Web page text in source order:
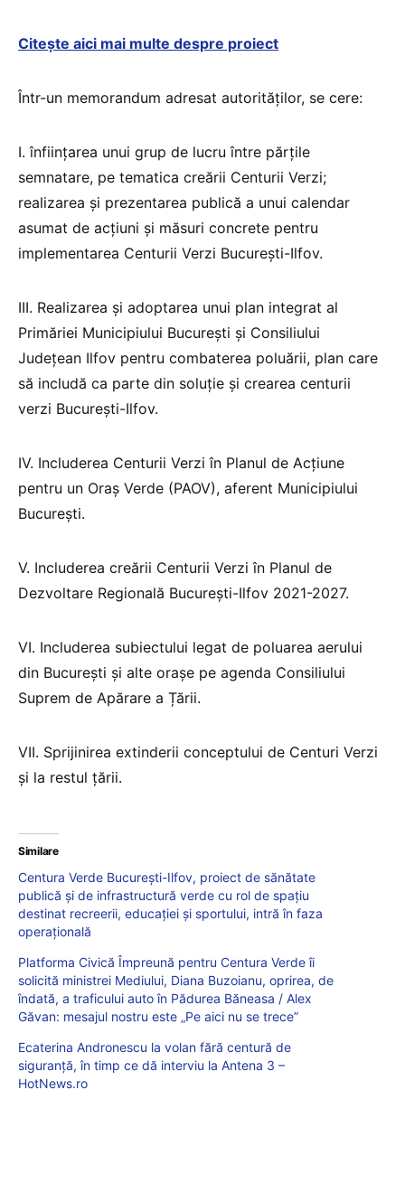
Citește aici mai multe despre proiect
Într-un memorandum adresat autorităților, se cere:
I. înființarea unui grup de lucru între părțile
semnatare, pe tematica creării Centurii Verzi;
realizarea și prezentarea publică a unui calendar
asumat de acțiuni și măsuri concrete pentru
implementarea Centurii Verzi București-Ilfov.
III. Realizarea și adoptarea unui plan integrat al
Primăriei Municipiului București și Consiliului
Județean Ilfov pentru combaterea poluării, plan care
să includă ca parte din soluție și crearea centurii
verzi București-Ilfov.
IV. Includerea Centurii Verzi în Planul de Acțiune
pentru un Oraș Verde (PAOV), aferent Municipiului
București.
V. Includerea creării Centurii Verzi în Planul de
Dezvoltare Regională București-Ilfov 2021-2027.
VI. Includerea subiectului legat de poluarea aerului
din București și alte orașe pe agenda Consiliului
Suprem de Apărare a Țării.
VII. Sprijinirea extinderii conceptului de Centuri Verzi
și la restul țării.
Similare
Centura Verde București-Ilfov, proiect de sănătate
publică și de infrastructură verde cu rol de spațiu
destinat recreerii, educației și sportului, intră în faza
operațională
Platforma Civică Împreună pentru Centura Verde îi
solicită ministrei Mediului, Diana Buzoianu, oprirea, de
îndată, a traficului auto în Pădurea Băneasa / Alex
Găvan: mesajul nostru este „Pe aici nu se trece”
Ecaterina Andronescu la volan fără centură de
siguranță, în timp ce dă interviu la Antena 3 –
HotNews.ro